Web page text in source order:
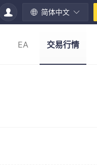
简体中文
EA 交易行情